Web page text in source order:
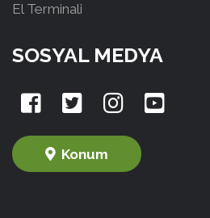
El Terminali
SOSYAL MEDYA
Konum